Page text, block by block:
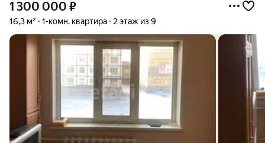
1 300 000 ₽
16,3 м² 1-комн. квартира 2 этаж из 9